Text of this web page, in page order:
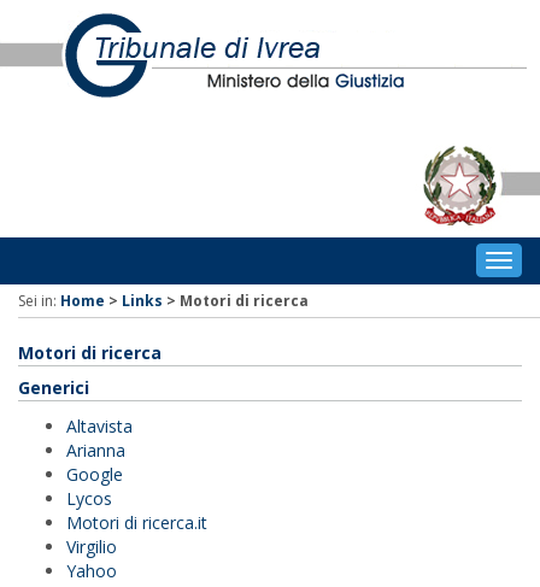
Sei in: Home > Links > Motori di ricerca
Motori di ricerca
Generici
Altavista
Arianna
Google
Lycos
Motori di ricerca.it
Virgilio
Yahoo